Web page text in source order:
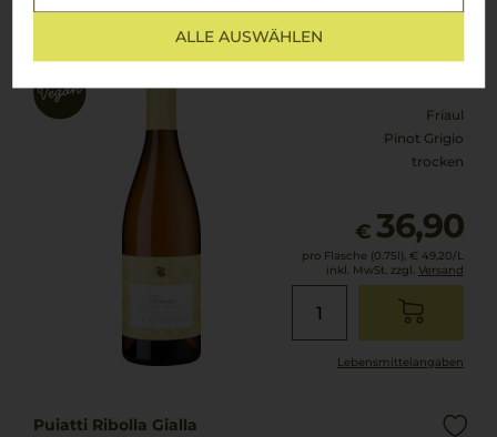
ALLE AUSWÄHLEN
Dessimis Pinot Grigio
Friaul
Pinot Grigio
trocken
€ 36,90
pro Flasche (0.75l), € 49,20/L
inkl. MwSt. zzgl. Versand
Lebensmittel­angaben
Puiatti Ribolla Gialla